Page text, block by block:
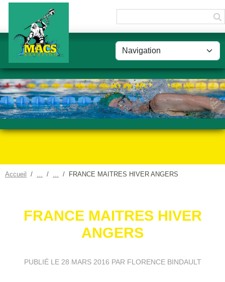
Accueil FRANCE MAITRES HIVER ANGERS
FRANCE MAITRES HIVER
ANGERS
PUBLIÉ LE 28 MARS 2016 PAR FLORENCE BINDAULT